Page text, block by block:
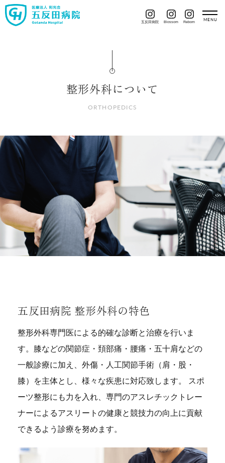
五反田病院 Blossom Reborn
整形外科について
ORTHOPEDICS
五反田病院 整形外科の特色
整形外科専門医による的確な診断と治療を行いま
す。膝などの関節症・頚部痛・腰痛・五十肩などの
一般診療に加え、外傷・人工関節手術（肩・股・
膝）を主体とし、様々な疾患に対応致します。 スポ
ーツ整形にも力を入れ、専門のアスレチックトレー
ナーによるアスリートの健康と競技力の向上に貢献
できるよう診療を努めます。